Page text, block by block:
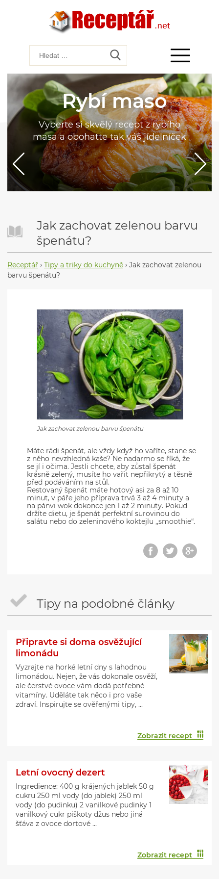
Rybí maso
Vyberte si skvělý recept z rybího
masa a obohaťte tak váš jídelníček
Jak zachovat zelenou barvu
špenátu?
Receptář › Tipy a triky do kuchyně › Jak zachovat zelenou
barvu špenátu?
Jak zachovat zelenou barvu špenátu
Máte rádi špenát, ale vždy když ho vaříte, stane se
z něho nevzhledná kaše? Ne nadarmo se říká, že
se jí i očima. Jestli chcete, aby zůstal špenát
krásně zelený, musíte ho vařit nepřikrytý a těsně
před podáváním na stůl.
Restovaný špenát máte hotový asi za 8 až 10
minut, v páře jeho příprava trvá 3 až 4 minuty a
na pánvi wok dokonce jen 1 až 2 minuty. Pokud
držíte dietu, je špenát perfektní surovinou do
salátu nebo do zeleninového koktejlu ,,smoothie“.
Tipy na podobné články
Připravte si doma osvěžující
limonádu
Vyzrajte na horké letní dny s lahodnou
limonádou. Nejen, že vás dokonale osvěží,
ale čerstvé ovoce vám dodá potřebné
vitamíny. Uděláte tak něco i pro vaše
zdraví. Inspirujte se ověřenými tipy, ...
Zobrazit recept
Letní ovocný dezert
Ingredience: 400 g krájených jablek 50 g
cukru 250 ml vody (do jablek) 250 ml
vody (do pudinku) 2 vanilkové pudinky 1
vanilkový cukr piškoty džus nebo jiná
šťáva z ovoce dortové ...
Zobrazit recept